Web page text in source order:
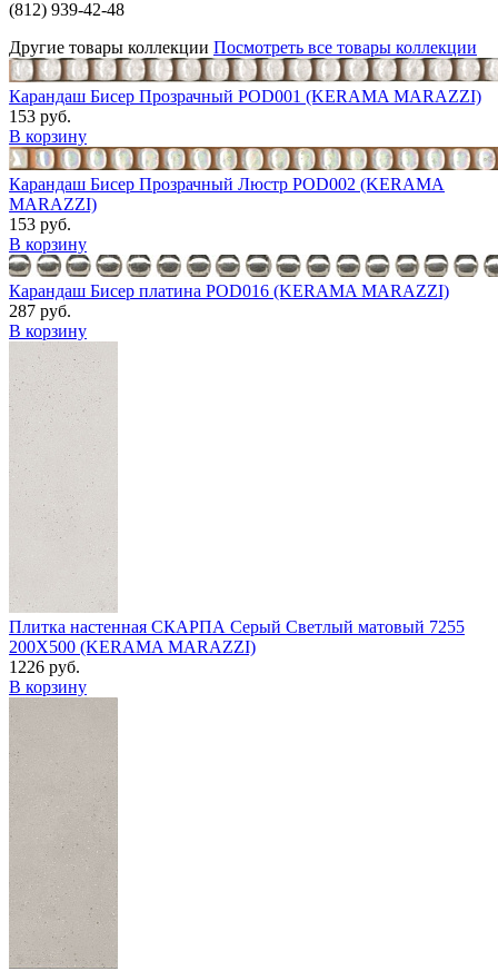
(812) 939-42-48
Другие товары коллекции Посмотреть все товары коллекции
Карандаш Бисер Прозрачный POD001 (KERAMA MARAZZI)
153 руб.
В корзину
Карандаш Бисер Прозрачный Люстр POD002 (KERAMA
MARAZZI)
153 руб.
В корзину
Карандаш Бисер платина POD016 (KERAMA MARAZZI)
287 руб.
В корзину
Плитка настенная СКАРПА Серый Светлый матовый 7255
200Х500 (KERAMA MARAZZI)
1226 руб.
В корзину